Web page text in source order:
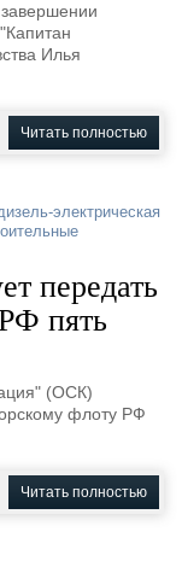
Илья
Читать полностью
электрическая
передать
пять
(ОСК)
флоту РФ
Читать полностью